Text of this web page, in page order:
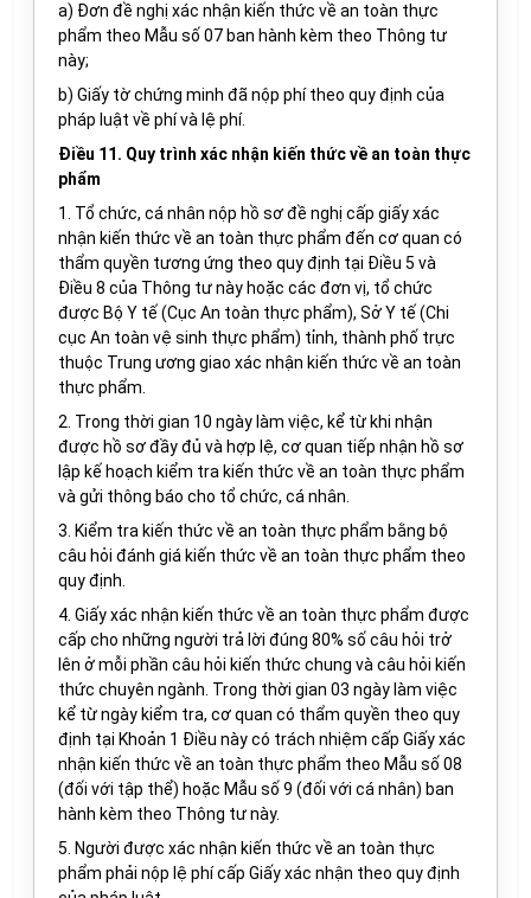
a) Đơn đề nghị xác nhận kiến thức về an toàn thực
phẩm theo Mẫu số 07 ban hành kèm theo Thông tư
này;
b) Giấy tờ chứng minh đã nộp phí theo quy định của
pháp luật về phí và lệ phí.
Điều 11. Quy trình xác nhận kiến thức về an toàn thực
phẩm
1. Tổ chức, cá nhân nộp hồ sơ đề nghị cấp giấy xác
nhận kiến thức về an toàn thực phẩm đến cơ quan có
thẩm quyền tương ứng theo quy định tại Điều 5 và
Điều 8 của Thông tư này hoặc các đơn vị, tổ chức
được Bộ Y tế (Cục An toàn thực phẩm), Sở Y tế (Chi
cục An toàn vệ sinh thực phẩm) tỉnh, thành phố trực
thuộc Trung ương giao xác nhận kiến thức về an toàn
thực phẩm.
2. Trong thời gian 10 ngày làm việc, kể từ khi nhận
được hồ sơ đầy đủ và hợp lệ, cơ quan tiếp nhận hồ sơ
lập kế hoạch kiểm tra kiến thức về an toàn thực phẩm
và gửi thông báo cho tổ chức, cá nhân.
3. Kiểm tra kiến thức về an toàn thực phẩm bằng bộ
câu hỏi đánh giá kiến thức về an toàn thực phẩm theo
quy định.
4. Giấy xác nhận kiến thức về an toàn thực phẩm được
cấp cho những người trả lời đúng 80% số câu hỏi trở
lên ở mỗi phần câu hỏi kiến thức chung và câu hỏi kiến
thức chuyên ngành. Trong thời gian 03 ngày làm việc
kể từ ngày kiểm tra, cơ quan có thẩm quyền theo quy
định tại Khoản 1 Điều này có trách nhiệm cấp Giấy xác
nhận kiến thức về an toàn thực phẩm theo Mẫu số 08
(đối với tập thể) hoặc Mẫu số 9 (đối với cá nhân) ban
hành kèm theo Thông tư này.
5. Người được xác nhận kiến thức về an toàn thực
phẩm phải nộp lệ phí cấp Giấy xác nhận theo quy định